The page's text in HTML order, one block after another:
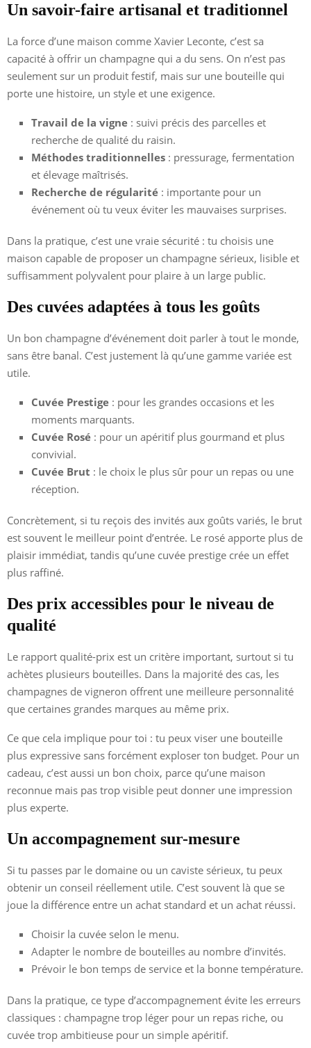
Un savoir-faire artisanal et traditionnel
La force d’une maison comme Xavier Leconte, c’est sa
capacité à offrir un champagne qui a du sens. On n’est pas
seulement sur un produit festif, mais sur une bouteille qui
porte une histoire, un style et une exigence.
Travail de la vigne : suivi précis des parcelles et
recherche de qualité du raisin.
Méthodes traditionnelles : pressurage, fermentation
et élevage maîtrisés.
Recherche de régularité : importante pour un
événement où tu veux éviter les mauvaises surprises.
Dans la pratique, c’est une vraie sécurité : tu choisis une
maison capable de proposer un champagne sérieux, lisible et
suffisamment polyvalent pour plaire à un large public.
Des cuvées adaptées à tous les goûts
Un bon champagne d’événement doit parler à tout le monde,
sans être banal. C’est justement là qu’une gamme variée est
utile.
Cuvée Prestige : pour les grandes occasions et les
moments marquants.
Cuvée Rosé : pour un apéritif plus gourmand et plus
convivial.
Cuvée Brut : le choix le plus sûr pour un repas ou une
réception.
Concrètement, si tu reçois des invités aux goûts variés, le brut
est souvent le meilleur point d’entrée. Le rosé apporte plus de
plaisir immédiat, tandis qu’une cuvée prestige crée un effet
plus raffiné.
Des prix accessibles pour le niveau de
qualité
Le rapport qualité-prix est un critère important, surtout si tu
achètes plusieurs bouteilles. Dans la majorité des cas, les
champagnes de vigneron offrent une meilleure personnalité
que certaines grandes marques au même prix.
Ce que cela implique pour toi : tu peux viser une bouteille
plus expressive sans forcément exploser ton budget. Pour un
cadeau, c’est aussi un bon choix, parce qu’une maison
reconnue mais pas trop visible peut donner une impression
plus experte.
Un accompagnement sur-mesure
Si tu passes par le domaine ou un caviste sérieux, tu peux
obtenir un conseil réellement utile. C’est souvent là que se
joue la différence entre un achat standard et un achat réussi.
Choisir la cuvée selon le menu.
Adapter le nombre de bouteilles au nombre d’invités.
Prévoir le bon temps de service et la bonne température.
Dans la pratique, ce type d’accompagnement évite les erreurs
classiques : champagne trop léger pour un repas riche, ou
cuvée trop ambitieuse pour un simple apéritif.